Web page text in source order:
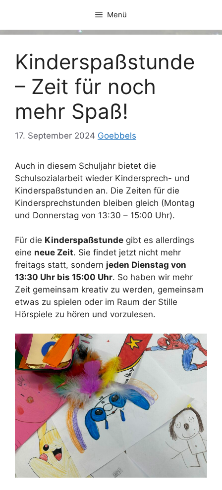
springen
Menü
Kinderspaßstunde
– Zeit für noch
mehr Spaß!
17. September 2024 Goebbels
Auch in diesem Schuljahr bietet die
Schulsozialarbeit wieder Kindersprech- und
Kinderspaßstunden an. Die Zeiten für die
Kindersprechstunden bleiben gleich (Montag
und Donnerstag von 13:30 – 15:00 Uhr).
Für die Kinderspaßstunde gibt es allerdings
eine neue Zeit. Sie findet jetzt nicht mehr
freitags statt, sondern jeden Dienstag von
13:30 Uhr bis 15:00 Uhr. So haben wir mehr
Zeit gemeinsam kreativ zu werden, gemeinsam
etwas zu spielen oder im Raum der Stille
Hörspiele zu hören und vorzulesen.